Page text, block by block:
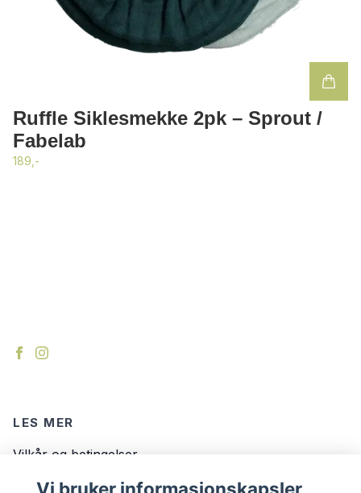
Ruffle Siklesmekke 2pk – Sprout /
Fabelab
189,-
LES MER
Vilkår og betingelser
Kontakt